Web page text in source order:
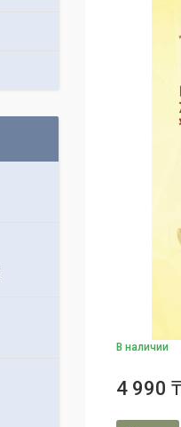
В наличии
4 990 ₸